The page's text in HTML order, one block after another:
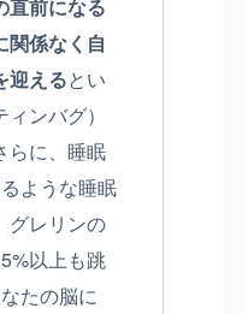
直前になる
関係なく自
迎えるとい
ンバグ）
らに、睡眠
ような睡眠
グレリンの
以上も跳
たの脳に